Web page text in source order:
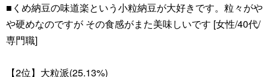
■くめ納豆の味道楽という小粒納豆が大好きです。粒々がや
や硬めなのですが その食感がまた美味しいです [女性/40代/
専門職]
【2位】大粒派(25.13%)